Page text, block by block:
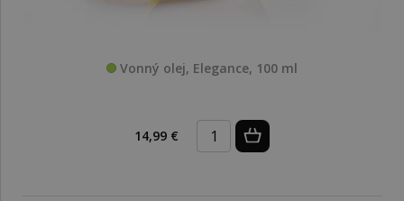
Vonný olej, Elegance, 100 ml
14,99 €